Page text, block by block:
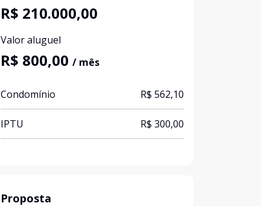
R$ 210.000,00
Valor aluguel
R$ 800,00 / mês
Condomínio R$ 562,10
IPTU R$ 300,00
Proposta